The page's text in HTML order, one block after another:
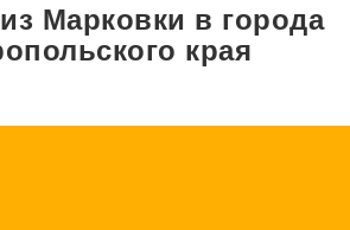
Марковки в города
края